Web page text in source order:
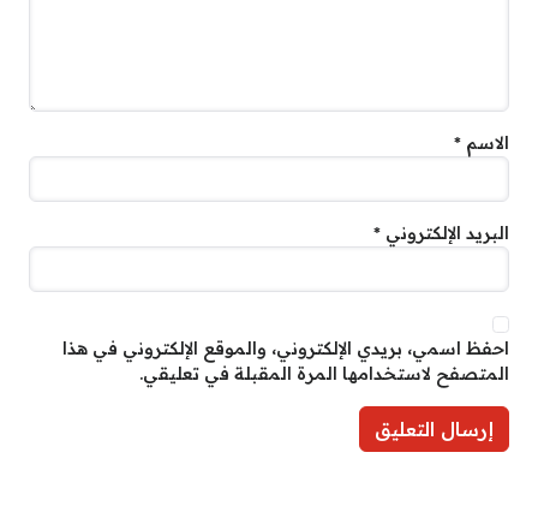
الاسم *
البريد الإلكتروني *
احفظ اسمي، بريدي الإلكتروني، والموقع الإلكتروني في هذا
المتصفح لاستخدامها المرة المقبلة في تعليقي.